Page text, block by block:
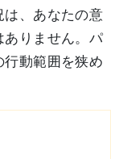
は、あなたの意
ありません。パ
行動範囲を狭め